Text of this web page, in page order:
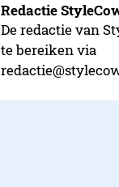
Redactie
De redactie van
te bereiken via